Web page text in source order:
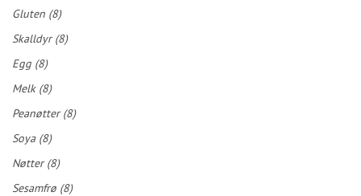
Gluten (8)
Skalldyr (8)
Egg (8)
Melk (8)
Peanøtter (8)
Soya (8)
Nøtter (8)
Sesamfrø (8)